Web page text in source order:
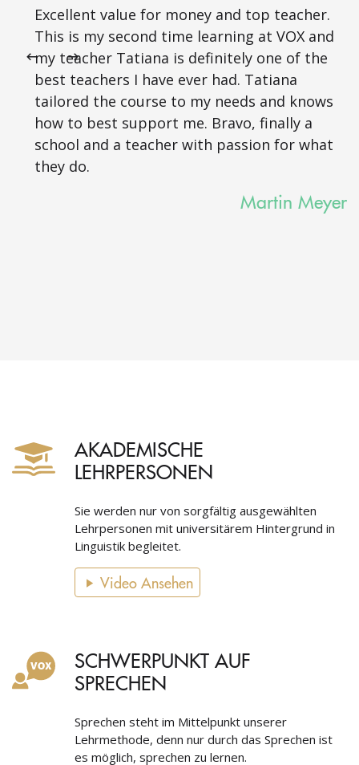
Excellent value for money and top teacher.
This is my second time learning at VOX and
my teacher Tatiana is definitely one of the
best teachers I have ever had. Tatiana
tailored the course to my needs and knows
how to best support me. Bravo, finally a
school and a teacher with passion for what
they do.
Martin Meyer
AKADEMISCHE
LEHRPERSONEN
Sie werden nur von sorgfältig ausgewählten
Lehrpersonen mit universitärem Hintergrund in
Linguistik begleitet.
Video Ansehen
SCHWERPUNKT AUF
SPRECHEN
Sprechen steht im Mittelpunkt unserer
Lehrmethode, denn nur durch das Sprechen ist
es möglich, sprechen zu lernen.